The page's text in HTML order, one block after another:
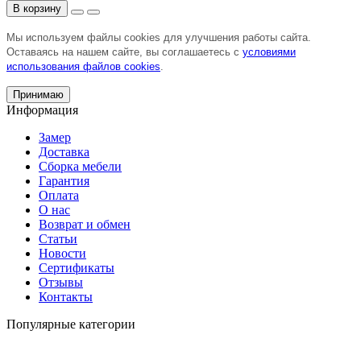
В корзину
Мы используем файлы cookies для улучшения работы сайта.
Оставаясь на нашем сайте, вы соглашаетесь с условиями
использования файлов cookies
Принимаю
Информация
Замер
Доставка
Сборка мебели
Гарантия
Оплата
О нас
Возврат и обмен
Статьи
Новости
Сертификаты
Отзывы
Контакты
Популярные категории